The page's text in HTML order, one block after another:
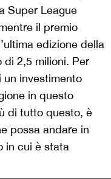
Super League
il premio
edizione della
di 2,5 milioni. Per
investimento
in questo
di tutto questo, è
possa andare in
in cui è stata